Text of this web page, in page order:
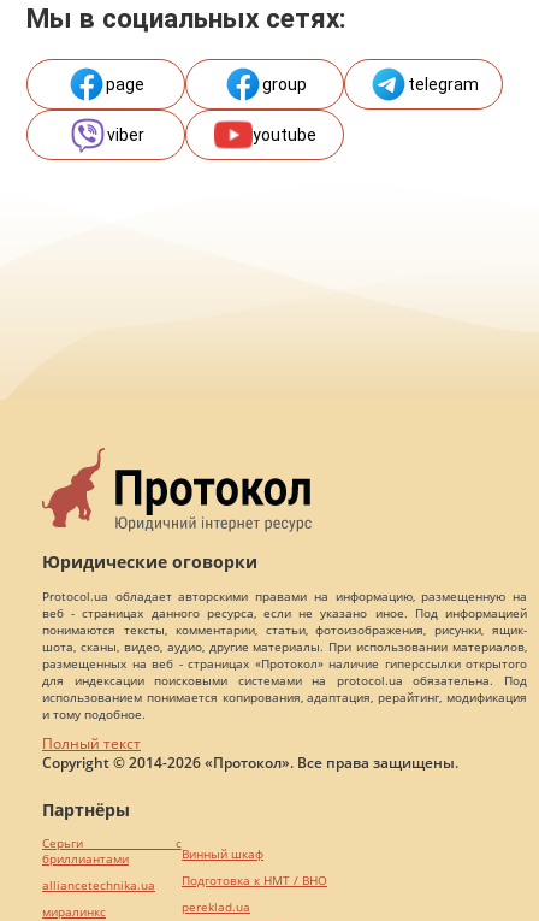
Мы в социальных сетях:
page group telegram
viber youtube
Юридические оговорки
Protocol.ua обладает авторскими правами на информацию, размещенную на
веб - страницах данного ресурса, если не указано иное. Под информацией
понимаются тексты, комментарии, статьи, фотоизображения, рисунки, ящик-
шота, сканы, видео, аудио, другие материалы. При использовании материалов,
размещенных на веб - страницах «Протокол» наличие гиперссылки открытого
для индексации поисковыми системами на protocol.ua обязательна. Под
использованием понимается копирования, адаптация, рерайтинг, модификация
и тому подобное.
Полный текст
Copyright © 2014-2026 «Протокол». Все права защищены.
Партнёры
Серьги с
бриллиантами
alliancetechnika.ua
миралинкс
Винный шкаф
Подготовка к НМТ / ВНО
pereklad.ua